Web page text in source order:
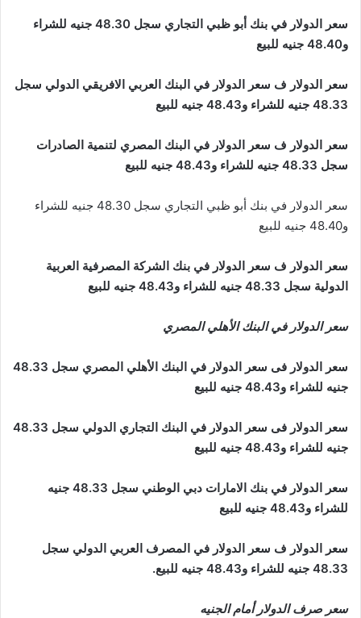
سعر الدولار في بنك أبو ظبي التجاري سجل 48.30 جنيه للشراء
و48.40 جنيه للبيع
سعر الدولار ف سعر الدولار في البنك العربي الافريقي الدولي سجل
48.33 جنيه للشراء و48.43 جنيه للبيع
سعر الدولار ف سعر الدولار في البنك المصري لتنمية الصادرات
سجل 48.33 جنيه للشراء و48.43 جنيه للبيع
سعر الدولار في بنك أبو ظبي التجاري سجل 48.30 جنيه للشراء
و48.40 جنيه للبيع
سعر الدولار ف سعر الدولار في بنك الشركة المصرفية العربية
الدولية سجل 48.33 جنيه للشراء و48.43 جنيه للبيع
سعر الدولار في البنك الأهلي المصري
سعر الدولار فى سعر الدولار في البنك الأهلي المصري سجل 48.33
جنيه للشراء و48.43 جنيه للبيع
سعر الدولار فى سعر الدولار في البنك التجاري الدولي سجل 48.33
جنيه للشراء و48.43 جنيه للبيع
سعر الدولار في بنك الامارات دبي الوطني سجل 48.33 جنيه
للشراء و48.43 جنيه للبيع
سعر الدولار ف سعر الدولار في المصرف العربي الدولي سجل
48.33 جنيه للشراء و48.43 جنيه للبيع.
سعر صرف الدولار أمام الجنيه